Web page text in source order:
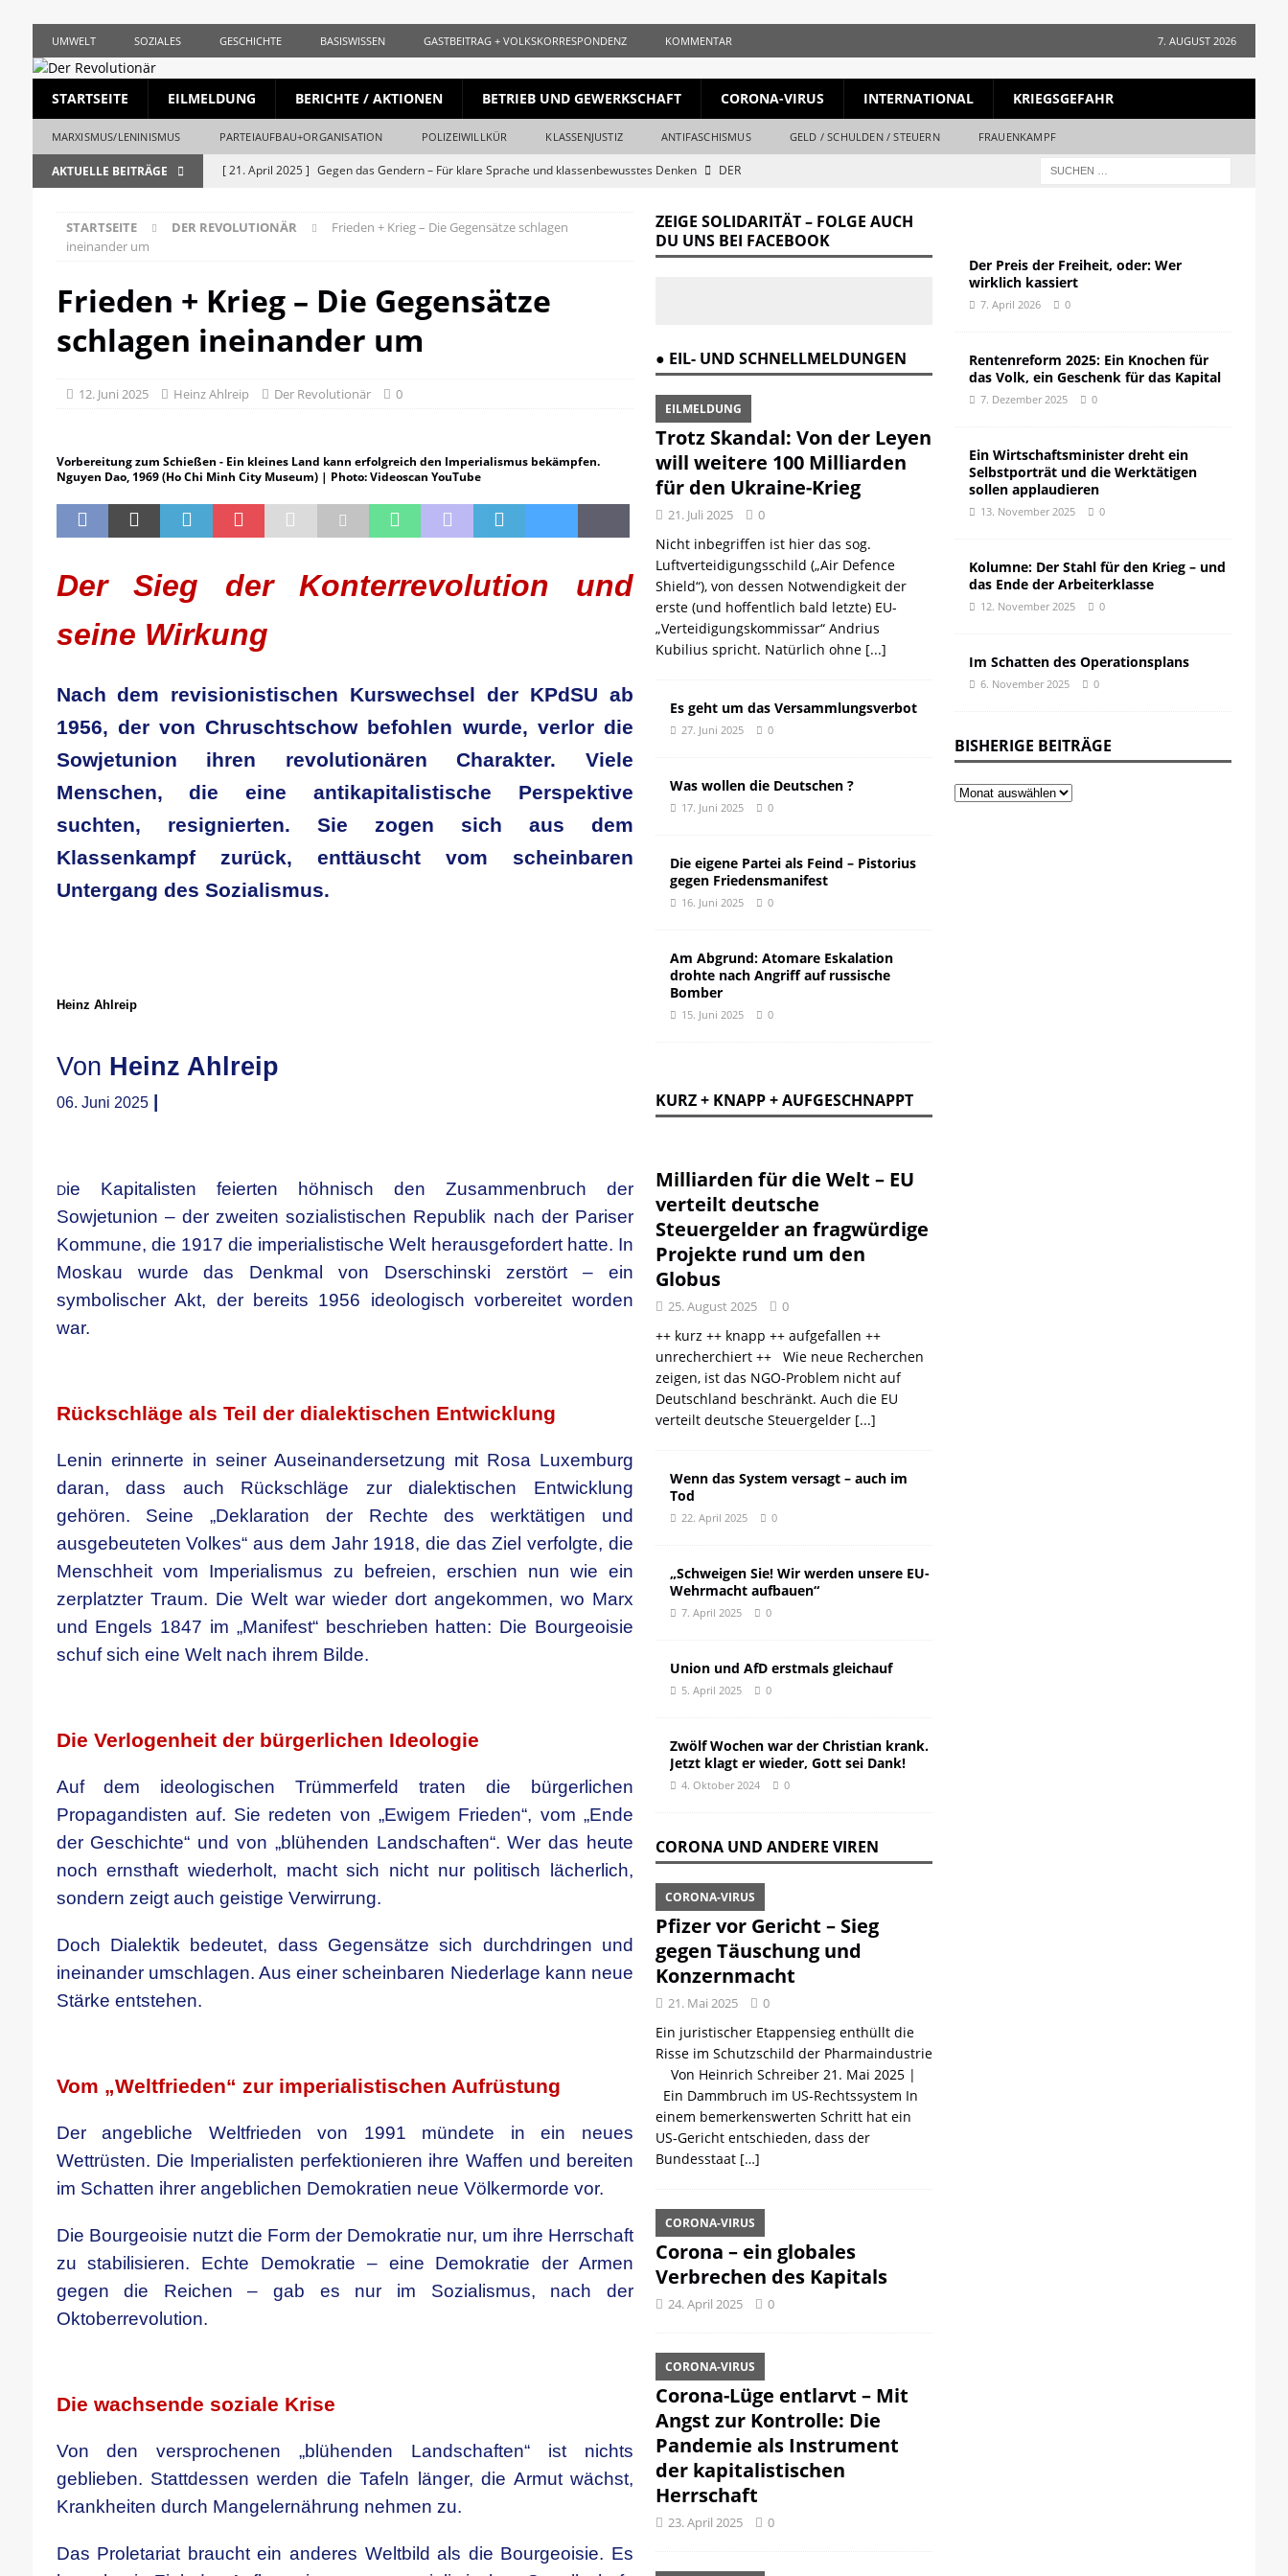
UMWELT SOZIALES GESCHICHTE BASISWISSEN GASTBEITRAG + VOLKSKORRESPONDENZ KOMMENTAR 7. AUGUST 2026
STARTSEITE EILMELDUNG BERICHTE / AKTIONEN BETRIEB UND GEWERKSCHAFT CORONA-VIRUS INTERNATIONAL KRIEGSGEFAHR
MARXISMUS/LENINISMUS PARTEIAUFBAU+ORGANISATION POLIZEIWILLKÜR KLASSENJUSTIZ ANTIFASCHISMUS GELD / SCHULDEN / STEUERN FRAUENKAMPF
AKTUELLE BEITRÄGE [ 21. April 2025 ] Gegen das Gendern – Für klare Sprache und klassenbewusstes Denken
DER
[ 5. April 2025 ]
Union und AfD erstmals gleichauf
KURZ + KNAPP + AUFGESCHNAPPT
[ 19. April 2023 ]
1. Mai: Gegen Krise, Krieg und Kapital
DER REVOLUTIONÄR
[ 19. Mai 2026 ]
Stalingrad – Der Anfang vom Ende
1956, Ungarn und der Verrat des Revisionismus: Der Klassenkampf hinter der Lüge
DER
REVOLUTIONÄR
DER REVOLUTIONÄR
[ 14. April 2026 ] Der Mensch ist von Natur aus gut
DER REVOLUTIONÄR
DER REVOLUTIONÄR
[ 7. April 2026 ]
Der Preis der Freiheit, oder: Wer wirklich kassiert
Klassenkampf von oben: Wie der DGB seine eigenen Genossen verriet DER REVOLUTIONÄR
STARTSEITE DER REVOLUTIONÄR
Frieden + Krieg – Die Gegensätze schlagen
ineinander um
Frieden + Krieg – Die Gegensätze
schlagen ineinander um
12. Juni 2025 Heinz Ahlreip Der Revolutionär 0
Vorbereitung zum Schießen - Ein kleines Land kann erfolgreich den Imperialismus bekämpfen.
Nguyen Dao, 1969 (Ho Chi Minh City Museum) | Photo: Videoscan YouTube
Der Sieg der Konterrevolution und
seine Wirkung
Nach dem revisionistischen Kurswechsel der KPdSU ab
1956, der von Chruschtschow befohlen wurde, verlor die
Sowjetunion ihren revolutionären Charakter. Viele
Menschen, die eine antikapitalistische Perspektive
suchten, resignierten. Sie zogen sich aus dem
Klassenkampf zurück, enttäuscht vom scheinbaren
Untergang des Sozialismus.
Heinz Ahlreip
Von Heinz Ahlreip
06. Juni 2025|
Die Kapitalisten feierten höhnisch den Zusammenbruch der
Sowjetunion – der zweiten sozialistischen Republik nach der Pariser
Kommune, die 1917 die imperialistische Welt herausgefordert hatte. In
Moskau wurde das Denkmal von Dserschinski zerstört – ein
symbolischer Akt, der bereits 1956 ideologisch vorbereitet worden
war.
Rückschläge als Teil der dialektischen Entwicklung
Lenin erinnerte in seiner Auseinandersetzung mit Rosa Luxemburg
daran, dass auch Rückschläge zur dialektischen Entwicklung
gehören. Seine „Deklaration der Rechte des werktätigen und
ausgebeuteten Volkes“ aus dem Jahr 1918, die das Ziel verfolgte, die
Menschheit vom Imperialismus zu befreien, erschien nun wie ein
zerplatzter Traum. Die Welt war wieder dort angekommen, wo Marx
und Engels 1847 im „Manifest“ beschrieben hatten: Die Bourgeoisie
schuf sich eine Welt nach ihrem Bilde.
Die Verlogenheit der bürgerlichen Ideologie
Auf dem ideologischen Trümmerfeld traten die bürgerlichen
Propagandisten auf. Sie redeten von „Ewigem Frieden“, vom „Ende
der Geschichte“ und von „blühenden Landschaften“. Wer das heute
noch ernsthaft wiederholt, macht sich nicht nur politisch lächerlich,
sondern zeigt auch geistige Verwirrung.
Doch Dialektik bedeutet, dass Gegensätze sich durchdringen und
ineinander umschlagen. Aus einer scheinbaren Niederlage kann neue
Stärke entstehen.
Vom „Weltfrieden“ zur imperialistischen Aufrüstung
Der angebliche Weltfrieden von 1991 mündete in ein neues
Wettrüsten. Die Imperialisten perfektionieren ihre Waffen und bereiten
im Schatten ihrer angeblichen Demokratien neue Völkermorde vor.
Die Bourgeoisie nutzt die Form der Demokratie nur, um ihre Herrschaft
zu stabilisieren. Echte Demokratie – eine Demokratie der Armen
gegen die Reichen – gab es nur im Sozialismus, nach der
Oktoberrevolution.
Die wachsende soziale Krise
Von den versprochenen „blühenden Landschaften“ ist nichts
geblieben. Stattdessen werden die Tafeln länger, die Armut wächst,
Krankheiten durch Mangelernährung nehmen zu.
Das Proletariat braucht ein anderes Weltbild als die Bourgeoisie. Es
ZEIGE SOLIDARITÄT – FOLGE AUCH
DU UNS BEI FACEBOOK
● EIL- UND SCHNELLMELDUNGEN
EILMELDUNG
Trotz Skandal: Von der Leyen
will weitere 100 Milliarden
für den Ukraine-Krieg
21. Juli 2025 0
Nicht inbegriffen ist hier das sog.
Luftverteidigungsschild („Air Defence
Shield“), von dessen Notwendigkeit der
erste (und hoffentlich bald letzte) EU-
„Verteidigungskommissar“ Andrius
Kubilius spricht. Natürlich ohne [...]
Es geht um das Versammlungsverbot
27. Juni 2025 0
Was wollen die Deutschen ?
17. Juni 2025 0
Die eigene Partei als Feind – Pistorius
gegen Friedensmanifest
16. Juni 2025 0
Am Abgrund: Atomare Eskalation
drohte nach Angriff auf russische
Bomber
15. Juni 2025 0
KURZ + KNAPP + AUFGESCHNAPPT
Milliarden für die Welt – EU
verteilt deutsche
Steuergelder an fragwürdige
Projekte rund um den
Globus
25. August 2025 0
++ kurz ++ knapp ++ aufgefallen ++
unrecherchiert ++ Wie neue Recherchen
zeigen, ist das NGO-Problem nicht auf
Deutschland beschränkt. Auch die EU
verteilt deutsche Steuergelder [...]
Wenn das System versagt – auch im
Tod
22. April 2025 0
„Schweigen Sie! Wir werden unsere EU-
Wehrmacht aufbauen“
7. April 2025 0
Union und AfD erstmals gleichauf
5. April 2025 0
Zwölf Wochen war der Christian krank.
Jetzt klagt er wieder, Gott sei Dank!
4. Oktober 2024 0
CORONA UND ANDERE VIREN
Pfizer vor Gericht – Sieg
gegen Täuschung und
Konzernmacht
CORONA-VIRUS
21. Mai 2025 0
Ein juristischer Etappensieg enthüllt die
Risse im Schutzschild der Pharmaindustrie
Von Heinrich Schreiber 21. Mai 2025 |
Ein Dammbruch im US-Rechtssystem In
einem bemerkenswerten Schritt hat ein
US-Gericht entschieden, dass der
Bundesstaat […]
Corona – ein globales
Verbrechen des Kapitals
CORONA-VIRUS
24. April 2025 0
Corona-Lüge entlarvt – Mit
Angst zur Kontrolle: Die
Pandemie als Instrument
der kapitalistischen
Herrschaft
CORONA-VIRUS
23. April 2025 0
Der Preis der Freiheit, oder: Wer
wirklich kassiert
7. April 2026 0
Rentenreform 2025: Ein Knochen für
das Volk, ein Geschenk für das Kapital
7. Dezember 2025 0
Ein Wirtschaftsminister dreht ein
Selbstporträt und die Werktätigen
sollen applaudieren
13. November 2025 0
Kolumne: Der Stahl für den Krieg – und
das Ende der Arbeiterklasse
12. November 2025 0
Im Schatten des Operationsplans
6. November 2025 0
BISHERIGE BEITRÄGE